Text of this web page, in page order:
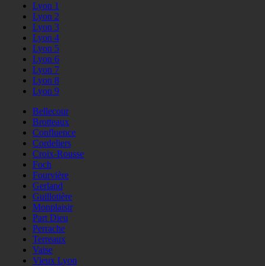
Lyon 1
Lyon 2
Lyon 3
Lyon 4
Lyon 5
Lyon 6
Lyon 7
Lyon 8
Lyon 9
Bellecour
Brotteaux
Confluence
Cordeliers
Croix-Rousse
Foch
Fourvière
Gerland
Guillotière
Monplaisir
Part Dieu
Perrache
Terreaux
Vaise
Vieux Lyon